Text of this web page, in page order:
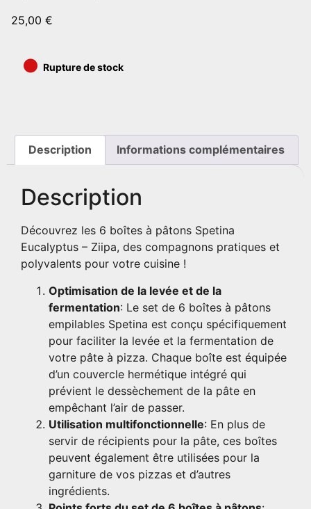
25,00 €
• Rupture de stock
Description Informations complémentaires
Description
Découvrez les 6 boîtes à pâtons Spetina
Eucalyptus – Ziipa, des compagnons pratiques et
polyvalents pour votre cuisine !
Optimisation de la levée et de la
fermentation: Le set de 6 boîtes à pâtons
empilables Spetina est conçu spécifiquement
pour faciliter la levée et la fermentation de
votre pâte à pizza. Chaque boîte est équipée
d’un couvercle hermétique intégré qui
prévient le dessèchement de la pâte en
empêchant l’air de passer.
Utilisation multifonctionnelle: En plus de
servir de récipients pour la pâte, ces boîtes
peuvent également être utilisées pour la
garniture de vos pizzas et d’autres
ingrédients.